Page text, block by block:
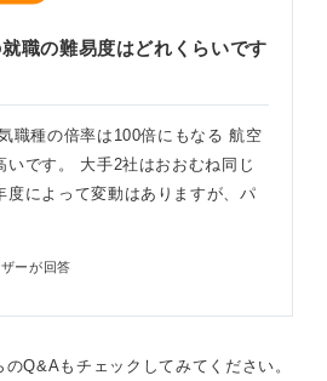
職の難易度はどれくらいです
職種の倍率は100倍にもなる 航空
いです。 大手2社はおおむね同じ
度によって変動はありますが、パ
ーが回答
Q&Aもチェックしてみてください。